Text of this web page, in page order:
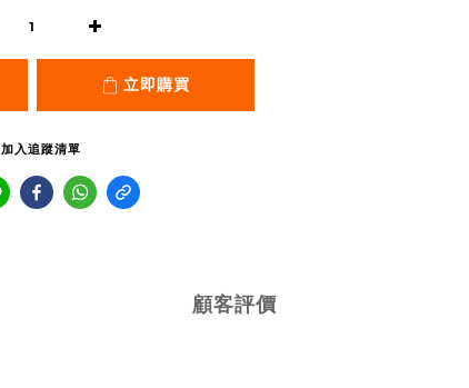
立即購買
加入追蹤清單
顧客評價